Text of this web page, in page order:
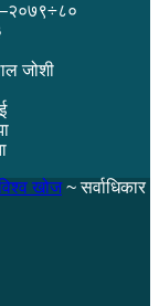
जोशी
खोज~ सर्वाधिकार